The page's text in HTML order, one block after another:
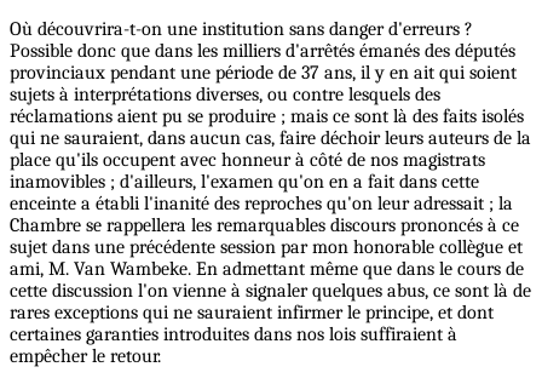
Où découvrira-t-on une institution sans danger d'erreurs ?
Possible donc que dans les milliers d'arrêtés émanés des députés
provinciaux pendant une période de 37 ans, il y en ait qui soient
sujets à interprétations diverses, ou contre lesquels des
réclamations aient pu se produire ; mais ce sont là des faits isolés
qui ne sauraient, dans aucun cas, faire déchoir leurs auteurs de la
place qu'ils occupent avec honneur à côté de nos magistrats
inamovibles ; d'ailleurs, l'examen qu'on en a fait dans cette
enceinte a établi l'inanité des reproches qu'on leur adressait ; la
Chambre se rappellera les remarquables discours prononcés à ce
sujet dans une précédente session par mon honorable collègue et
ami, M. Van Wambeke. En admettant même que dans le cours de
cette discussion l'on vienne à signaler quelques abus, ce sont là de
rares exceptions qui ne sauraient infirmer le principe, et dont
certaines garanties introduites dans nos lois suffiraient à
empêcher le retour.